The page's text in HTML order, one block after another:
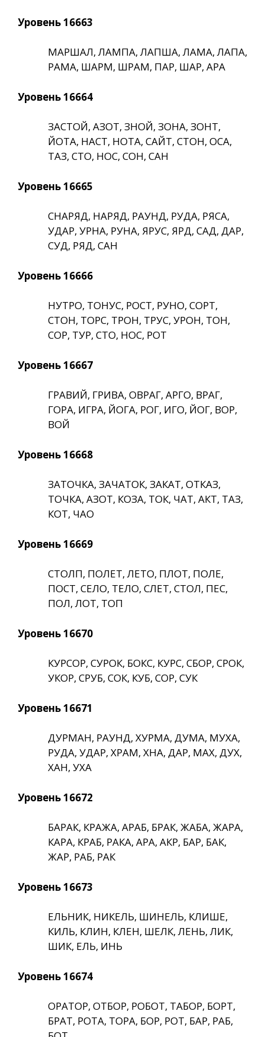
Уровень 16663
МАРШАЛ, ЛАМПА, ЛАПША, ЛАМА, ЛАПА,
РАМА, ШАРМ, ШРАМ, ПАР, ШАР, АРА
Уровень 16664
ЗАСТОЙ, АЗОТ, ЗНОЙ, ЗОНА, ЗОНТ,
ЙОТА, НАСТ, НОТА, САЙТ, СТОН, ОСА,
ТАЗ, СТО, НОС, СОН, САН
Уровень 16665
СНАРЯД, НАРЯД, РАУНД, РУДА, РЯСА,
УДАР, УРНА, РУНА, ЯРУС, ЯРД, САД, ДАР,
СУД, РЯД, САН
Уровень 16666
НУТРО, ТОНУС, РОСТ, РУНО, СОРТ,
СТОН, ТОРС, ТРОН, ТРУС, УРОН, ТОН,
СОР, ТУР, СТО, НОС, РОТ
Уровень 16667
ГРАВИЙ, ГРИВА, ОВРАГ, АРГО, ВРАГ,
ГОРА, ИГРА, ЙОГА, РОГ, ИГО, ЙОГ, ВОР,
ВОЙ
Уровень 16668
ЗАТОЧКА, ЗАЧАТОК, ЗАКАТ, ОТКАЗ,
ТОЧКА, АЗОТ, КОЗА, ТОК, ЧАТ, АКТ, ТАЗ,
КОТ, ЧАО
Уровень 16669
СТОЛП, ПОЛЕТ, ЛЕТО, ПЛОТ, ПОЛЕ,
ПОСТ, СЕЛО, ТЕЛО, СЛЕТ, СТОЛ, ПЕС,
ПОЛ, ЛОТ, ТОП
Уровень 16670
КУРСОР, СУРОК, БОКС, КУРС, СБОР, СРОК,
УКОР, СРУБ, СОК, КУБ, СОР, СУК
Уровень 16671
ДУРМАН, РАУНД, ХУРМА, ДУМА, МУХА,
РУДА, УДАР, ХРАМ, ХНА, ДАР, МАХ, ДУХ,
ХАН, УХА
Уровень 16672
БАРАК, КРАЖА, АРАБ, БРАК, ЖАБА, ЖАРА,
КАРА, КРАБ, РАКА, АРА, АКР, БАР, БАК,
ЖАР, РАБ, РАК
Уровень 16673
ЕЛЬНИК, НИКЕЛЬ, ШИНЕЛЬ, КЛИШЕ,
КИЛЬ, КЛИН, КЛЕН, ШЕЛК, ЛЕНЬ, ЛИК,
ШИК, ЕЛЬ, ИНЬ
Уровень 16674
ОРАТОР, ОТБОР, РОБОТ, ТАБОР, БОРТ,
БРАТ, РОТА, ТОРА, БОР, РОТ, БАР, РАБ,